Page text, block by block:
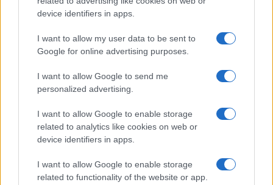
device identifiers in apps.
I want to allow my user data to be sent to
Google for online advertising purposes.
I want to allow Google to send me
personalized advertising.
I want to allow Google to enable storage
related to analytics like cookies on web or
device identifiers in apps.
I want to allow Google to enable storage
related to functionality of the website or app.
reflejando el profundo vínculo que la banda había